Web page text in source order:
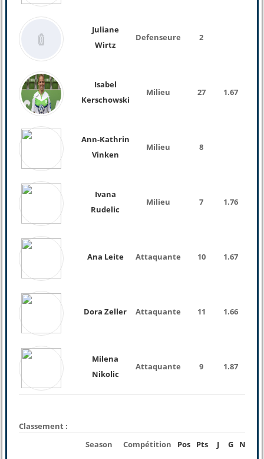
Juliane
Wirtz
Defenseure 2
Isabel
Kerschowski
Milieu 27 1.67
Ann-Kathrin
Vinken
Milieu 8
Ivana
Rudelic
Milieu 7 1.76
Ana Leite Attaquante 10 1.67
Dora Zeller Attaquante 11 1.66
Milena
Nikolic
Attaquante 9 1.87
Classement :
Season
Compétition Pos Pts J G N